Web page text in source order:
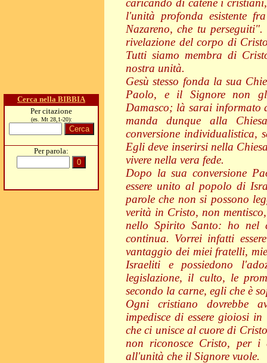
Cerca nella BIBBIA
Per citazione
(es. Mt 28,1-20):
Per parola:
caricando di catene i
l'unità profonda esistente
Nazareno, che tu
rivelazione del corpo di
Tutti siamo membra di
nostra unità.
Gesù stesso fonda la sua
Paolo, e il Signore non gli
Damasco; là sarai informato
manda dunque alla
conversione individualistica,
Egli deve inserirsi nella
vivere nella vera fede.
Dopo la sua conversione
essere unito al popolo di
parole che non si possono
verità in Cristo, non
nello Spirito Santo: ho nel
continua. Vorrei infatti
vantaggio dei miei fratelli,
Israeliti e possiedono
legislazione, il culto, le
secondo la carne, egli che è
Ogni cristiano dovrebbe
impedisce di essere gioiosi
che ci unisce al cuore di
non riconosce Cristo, per
all'unità che il Signore vuole.